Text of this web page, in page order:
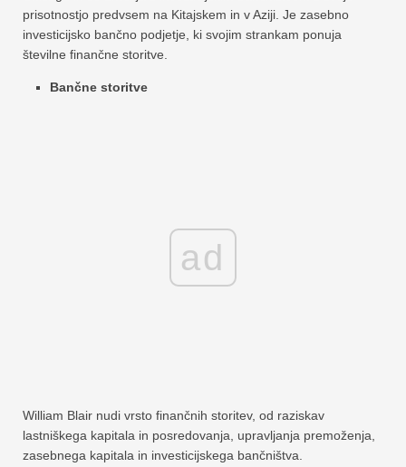
prisotnostjo predvsem na Kitajskem in v Aziji. Je zasebno
investicijsko bančno podjetje, ki svojim strankam ponuja
številne finančne storitve.
Bančne storitve
ad
William Blair nudi vrsto finančnih storitev, od raziskav
lastniškega kapitala in posredovanja, upravljanja premoženja,
zasebnega kapitala in investicijskega bančništva.